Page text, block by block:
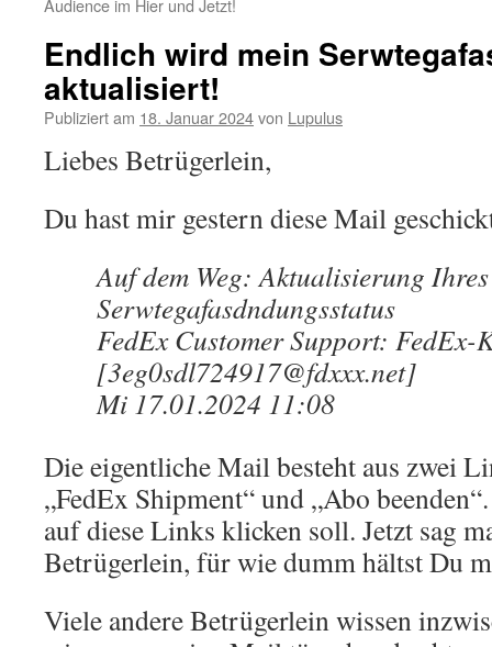
Audience im Hier und Jetzt!
Endlich wird mein
aktualisiert!
Publiziert am 18. Januar 2024von Lupulus
Liebes Betrügerlein,
Du hast mir gestern diese Mail
Auf dem Weg: Aktualisierung Ihres
Serwtegafasdndungsstatus
FedEx Customer Support: FedEx-
[3eg0sdl724917@fdxxx.net]
Mi 17.01.2024 11:08
Die eigentliche Mail besteht aus zwei
„FedEx Shipment“ und „Abo
auf diese Links klicken soll. Jetzt sag
Betrügerlein, für wie dumm hältst Du
Viele andere Betrügerlein wissen